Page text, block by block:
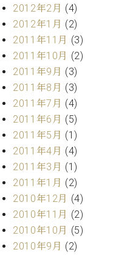
律)
調
律
紹
介
調
律
料
表
お
問
い
合
わ
尾山調律師のブ
ログ Die
2012年2月 (4)
2012年1月 (2)
2011年11月 (3)
2011年10月 (2)
2011年9月 (3)
2011年8月 (3)
2011年7月 (4)
2011年6月 (5)
2011年5月 (1)
2011年4月 (4)
2011年3月 (1)
2011年1月 (2)
2010年12月 (4)
2010年11月 (2)
2010年10月 (5)
2010年9月 (2)